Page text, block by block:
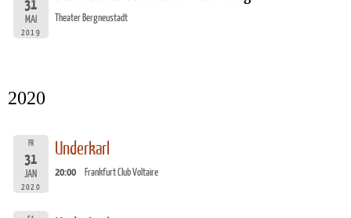
31
MAI
2019
Theater Bergneustadt
2020
FR
31
JAN
2020
Underkarl
20:00 Frankfurt Club Voltaire